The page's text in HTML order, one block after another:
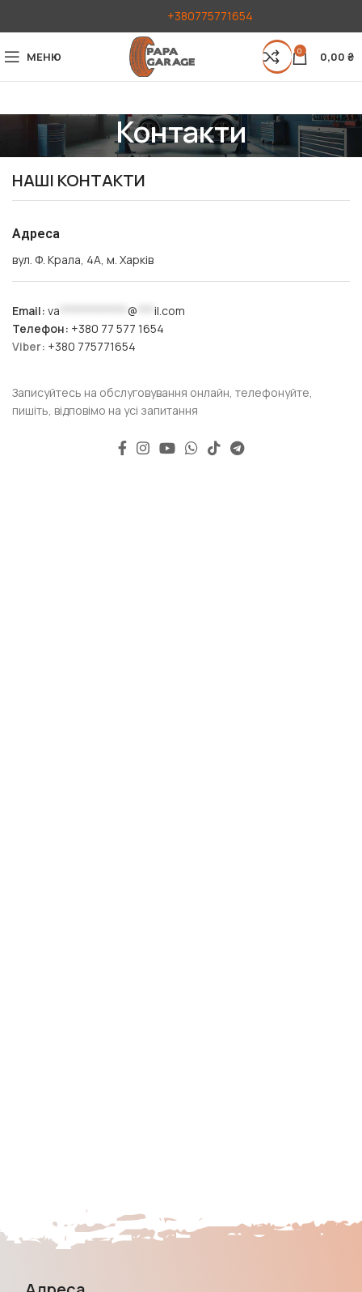
+380775771654
МЕНЮ 0 0,00 ₴
Контакти
НАШІ КОНТАКТИ
Адреса
вул. Ф. Крала, 4А, м. Харків
Email: va @
il.com
Телефон: +380 77 577 1654
Viber: +380 775771654
Записуйтесь на обслуговування онлайн, телефонуйте,
пишіть, відповімо на усі запитання